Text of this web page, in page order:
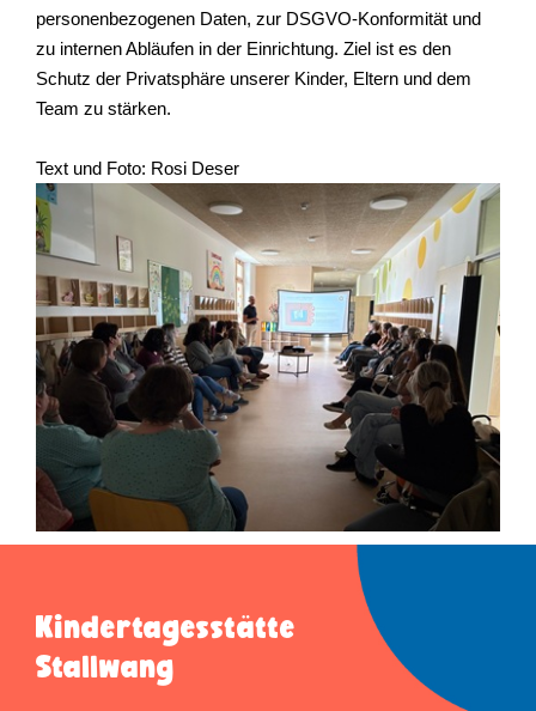
personenbezogenen Daten, zur DSGVO-Konformität und
zu internen Abläufen in der Einrichtung. Ziel ist es den
Schutz der Privatsphäre unserer Kinder, Eltern und dem
Team zu stärken.
Text und Foto: Rosi Deser
Kindertagesstätte
Stallwang